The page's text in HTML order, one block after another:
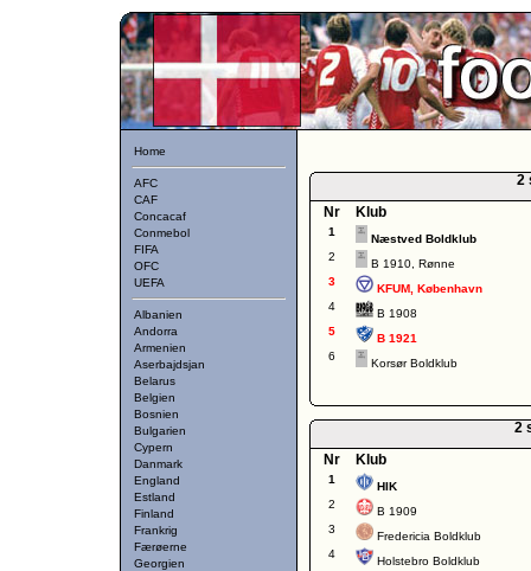
Home
AFC
CAF
Concacaf
Conmebol
FIFA
OFC
UEFA
Albanien
Andorra
Armenien
Aserbajdsjan
Belarus
Belgien
Bosnien
Bulgarien
Cypern
Danmark
England
Estland
Finland
Frankrig
Færøerne
Georgien
2
Nr
Klub
1
Næstved Boldklub
2
B 1910, Rønne
3
KFUM, København
4
B 1908
5
B 1921
6
Korsør Boldklub
2
Nr
Klub
1
HIK
2
B 1909
3
Fredericia Boldklub
4
Holstebro Boldklub